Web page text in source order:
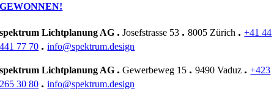
GEWONNEN!
spektrum Lichtplanung AG . Josefstrasse 53 .8005 Zürich .+41 44
441 77 70 .info@spektrum.design
spektrum Lichtplanung AG . Gewerbeweg 15 .9490 Vaduz .+423
265 30 80 .info@spektrum.design